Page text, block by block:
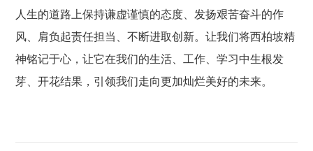
人生的道路上保持谦虚谨慎的态度、发扬艰苦奋斗的作
风、肩负起责任担当、不断进取创新。让我们将西柏坡精
神铭记于心，让它在我们的生活、工作、学习中生根发
芽、开花结果，引领我们走向更加灿烂美好的未来。